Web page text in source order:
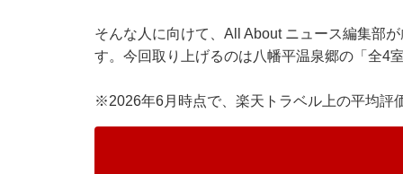
そんな人に向けて、All About ニュース編集部
す。今回取り上げるのは八幡平温泉郷の「全4
※2026年6月時点で、楽天トラベル上の平均評